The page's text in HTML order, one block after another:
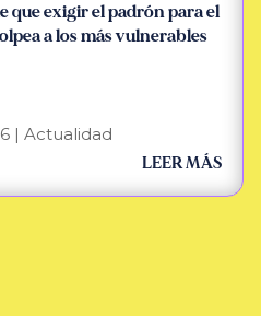
que exigir el padrón para el
a los más vulnerables
| Actualidad
LEER MÁS